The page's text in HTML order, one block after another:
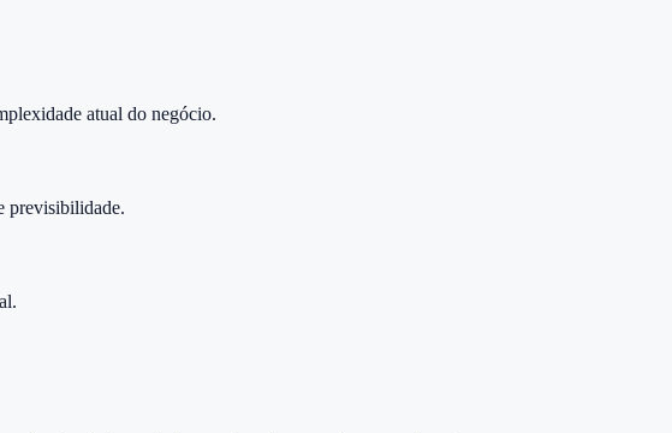
atual do negócio.
previsibilidade.